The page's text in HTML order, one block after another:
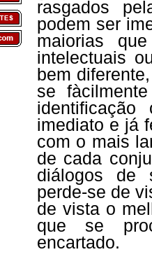
rasgados
podem ser
maiorias
intelectuais
bem
se
imediato e já
com o mais
de cada
diálogos de
perde-se de
de vista o
que se
encartado.